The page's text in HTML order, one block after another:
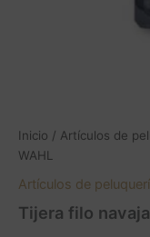
Inicio / Artículos de
WAHL
Artículos de
Tijera filo